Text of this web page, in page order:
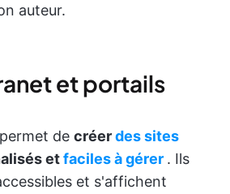
auteur.
et portails
de créerdes sites
etfaciles à gérer . Ils
et s'affichent